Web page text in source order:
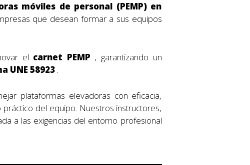
móviles de personal (PEMP) en
que desean formar a sus equipos
el carnet PEMP , garantizando un
UNE 58923 .
plataformas elevadoras con eficacia,
del equipo. Nuestros instructores,
a las exigencias del entorno profesional